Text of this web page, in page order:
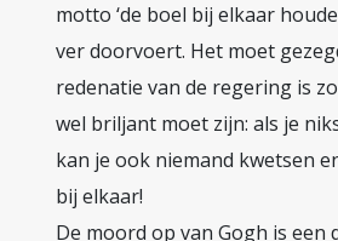
motto ‘de boel bij elkaar
ver doorvoert. Het moet
redenatie van de regering is
wel briljant moet zijn: als je
kan je ook niemand kwetsen
bij elkaar!
De moord op van Gogh is een